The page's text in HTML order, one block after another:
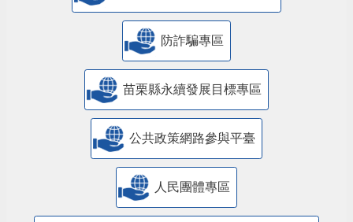
防詐騙專區
苗栗縣永續發展目標專區
公共政策網路參與平臺
人民團體專區